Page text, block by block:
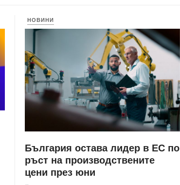
НОВИНИ
България остава лидер в ЕС по
ръст на производствените
цени през юни